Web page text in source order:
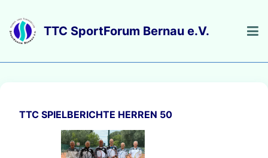
TTC SPIELBERICHTE HERREN 50